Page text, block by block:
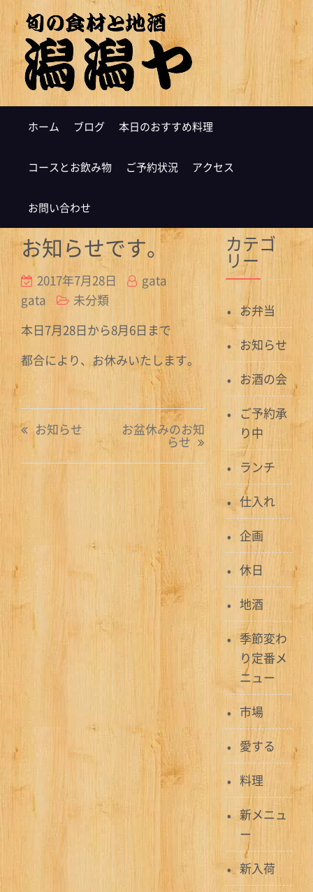
ホーム ブログ 本日のおすすめ料理
コースとお飲み物 ご予約状況 アクセス
お問い合わせ
お知らせです。
2017年7月28日
gata
gata
未分類
本日7月28日から8月6日まで
都合により、お休みいたします。
投
稿
ョ
お知らせ お盆休みのお知
らせ
カテゴ
リー
お弁当
お知らせ
お酒の会
ご予約承
り中
ランチ
仕入れ
企画
休日
地酒
季節変わ
り定番メ
ニュー
市場
愛する
料理
新メニュ
ー
新入荷